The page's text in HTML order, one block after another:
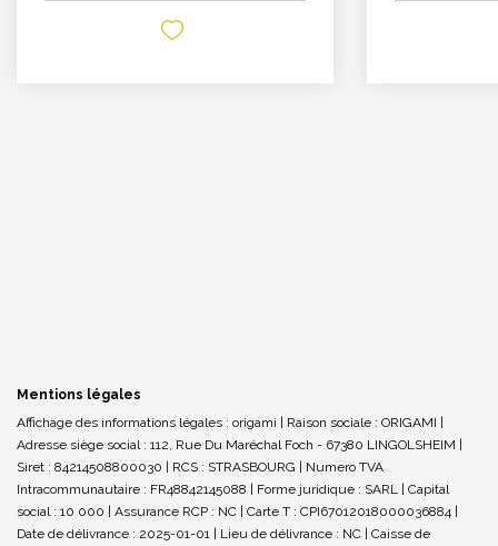
Mentions légales
Affichage des informations légales : origami | Raison sociale : ORIGAMI |
Adresse siège social : 112, Rue Du Maréchal Foch - 67380 LINGOLSHEIM |
Siret : 84214508800030 | RCS : STRASBOURG | Numero TVA
Intracommunautaire : FR48842145088 | Forme juridique : SARL | Capital
social : 10 000 | Assurance RCP : NC | Carte T : CPI67012018000036884 |
Date de délivrance : 2025-01-01 | Lieu de délivrance : NC | Caisse de